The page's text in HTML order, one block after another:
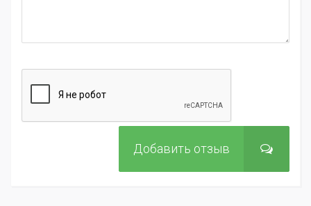
Добавить отзыв